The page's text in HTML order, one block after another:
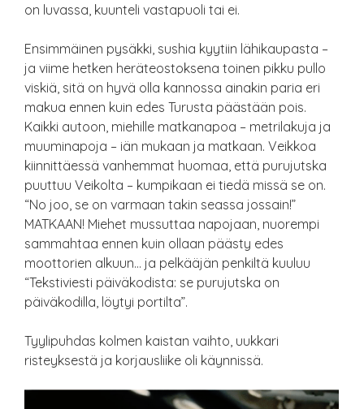
on luvassa, kuunteli vastapuoli tai ei.
Ensimmäinen pysäkki, sushia kyytiin lähikaupasta –
ja viime hetken heräteostoksena toinen pikku pullo
viskiä, sitä on hyvä olla kannossa ainakin paria eri
makua ennen kuin edes Turusta päästään pois.
Kaikki autoon, miehille matkanapoa – metrilakuja ja
muuminapoja – iän mukaan ja matkaan. Veikkoa
kiinnittäessä vanhemmat huomaa, että purujutska
puuttuu Veikolta – kumpikaan ei tiedä missä se on.
“No joo, se on varmaan takin seassa jossain!”
MATKAAN! Miehet mussuttaa napojaan, nuorempi
sammahtaa ennen kuin ollaan päästy edes
moottorien alkuun… ja pelkääjän penkiltä kuuluu
“Tekstiviesti päiväkodista: se purujutska on
päiväkodilla, löytyi portilta”.
Tyylipuhdas kolmen kaistan vaihto, uukkari
risteyksestä ja korjausliike oli käynnissä.